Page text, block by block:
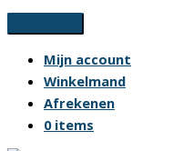
Ga
naar
inhoud
Mijn account
Winkelmand
Afrekenen
0 items